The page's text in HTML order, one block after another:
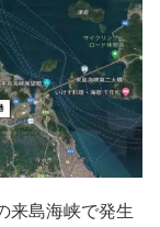
来島海峡で発生